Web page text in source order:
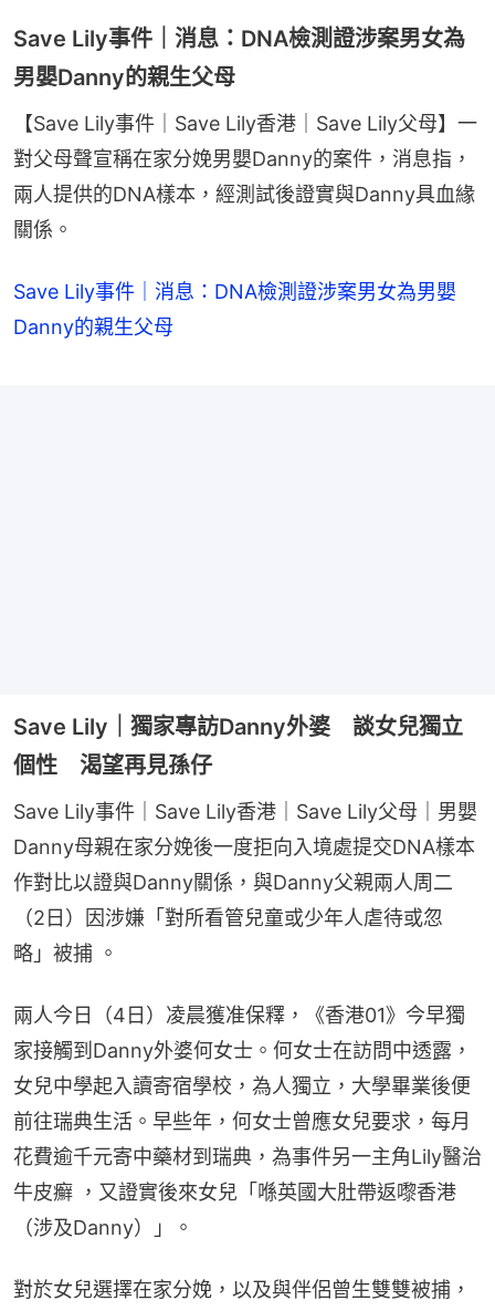
Save Lily事件｜消息：DNA檢測證涉案男女為
男嬰Danny的親生父母
【Save Lily事件｜Save Lily香港｜Save Lily父母】一
對父母聲宣稱在家分娩男嬰Danny的案件，消息指，
兩人提供的DNA樣本，經測試後證實與Danny具血緣
關係。
Save Lily事件｜消息：DNA檢測證涉案男女為男嬰
Danny的親生父母
Save Lily｜獨家專訪Danny外婆 談女兒獨立
個性 渴望再見孫仔
Save Lily事件｜Save Lily香港｜Save Lily父母｜男嬰
Danny母親在家分娩後一度拒向入境處提交DNA樣本
作對比以證與Danny關係，與Danny父親兩人周二
（2日）因涉嫌「對所看管兒童或少年人虐待或忽
略」被捕 。
兩人今日（4日）凌晨獲准保釋，《香港01》今早獨
家接觸到Danny外婆何女士。何女士在訪問中透露，
女兒中學起入讀寄宿學校，為人獨立，大學畢業後便
前往瑞典生活。早些年，何女士曾應女兒要求，每月
花費逾千元寄中藥材到瑞典，為事件另一主角Lily醫治
牛皮癬 ，又證實後來女兒「喺英國大肚帶返嚟香港
（涉及Danny）」。
對於女兒選擇在家分娩，以及與伴侶曾生雙雙被捕，